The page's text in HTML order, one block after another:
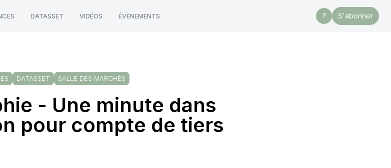
DATASSET VIDÉOS ÉVÈNEMENTS ? S'abonner
DATASSET SALLE DES MARCHÉS
- Une minute dans
pour compte de tiers